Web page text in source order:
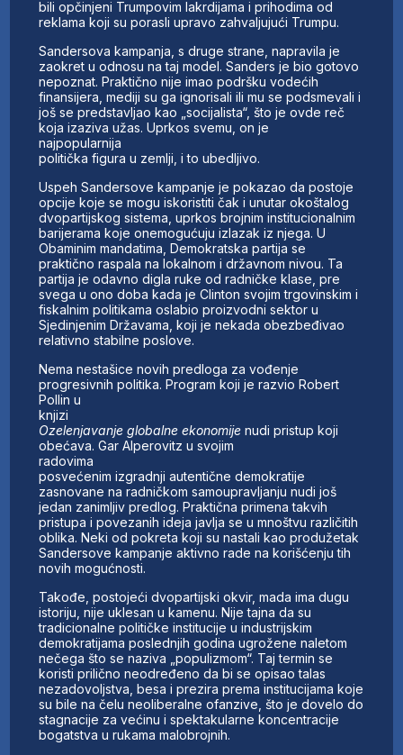
bili opčinjeni Trumpovim lakrdijama i prihodima od
reklama koji su porasli upravo zahvaljujući Trumpu.
Sandersova kampanja, s druge strane, napravila je
zaokret u odnosu na taj model. Sanders je bio gotovo
nepoznat. Praktično nije imao podršku vodećih
finansijera, mediji su ga ignorisali ili mu se podsmevali i
još se predstavljao kao „socijalista“, što je ovde reč
koja izaziva užas. Uprkos svemu, on je
najpopularnija
politička figura u zemlji, i to ubedljivo.
Uspeh Sandersove kampanje je pokazao da postoje
opcije koje se mogu iskoristiti čak i unutar okoštalog
dvopartijskog sistema, uprkos brojnim institucionalnim
barijerama koje onemogućuju izlazak iz njega. U
Obaminim mandatima, Demokratska partija se
praktično raspala na lokalnom i državnom nivou. Ta
partija je odavno digla ruke od radničke klase, pre
svega u ono doba kada je Clinton svojim trgovinskim i
fiskalnim politikama oslabio proizvodni sektor u
Sjedinjenim Državama, koji je nekada obezbeđivao
relativno stabilne poslove.
Nema nestašice novih predloga za vođenje
progresivnih politika. Program koji je razvio Robert
Pollin u
knjizi
Ozelenjavanje globalne ekonomije nudi pristup koji
obećava. Gar Alperovitz u svojim
radovima
posvećenim izgradnji autentične demokratije
zasnovane na radničkom samoupravljanju nudi još
jedan zanimljiv predlog. Praktična primena takvih
pristupa i povezanih ideja javlja se u mnoštvu različitih
oblika. Neki od pokreta koji su nastali kao produžetak
Sandersove kampanje aktivno rade na korišćenju tih
novih mogućnosti.
Takođe, postojeći dvopartijski okvir, mada ima dugu
istoriju, nije uklesan u kamenu. Nije tajna da su
tradicionalne političke institucije u industrijskim
demokratijama poslednjih godina ugrožene naletom
nečega što se naziva „populizmom“. Taj termin se
koristi prilično neodređeno da bi se opisao talas
nezadovoljstva, besa i prezira prema institucijama koje
su bile na čelu neoliberalne ofanzive, što je dovelo do
stagnacije za većinu i spektakularne koncentracije
bogatstva u rukama malobrojnih.